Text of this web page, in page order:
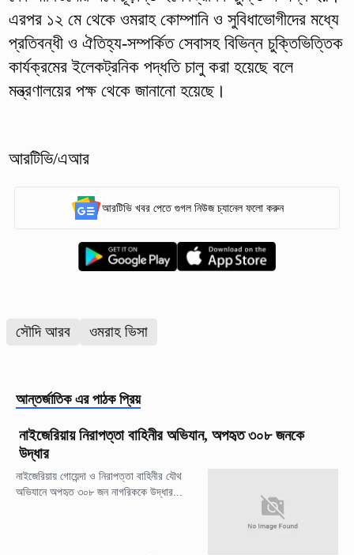
এরপর ১২ মে থেকে ওমরাহ কোম্পানি ও সুবিধাভোগীদের মধ্যে
প্রতিবন্ধী ও ঐতিহ্য-সম্পর্কিত সেবাসহ বিভিন্ন চুক্তিভিত্তিক
কার্যক্রমের ইলেকট্রনিক পদ্ধতি চালু করা হয়েছে বলে
মন্ত্রণালয়ের পক্ষ থেকে জানানো হয়েছে।
আরটিভি/এআর
আরটিভি খবর পেতে গুগল নিউজ চ্যানেল ফলো করুন
সৌদি আরব ওমরাহ ভিসা
আন্তর্জাতিক এর পাঠক প্রিয়
নাইজেরিয়ায় নিরাপত্তা বাহিনীর অভিযান, অপহৃত ৩০৮ জনকে
উদ্ধার
নাইজেরিয়ায় গোয়েন্দা ও নিরাপত্তা বাহিনীর যৌথ
অভিযানে অপহৃত ৩০৮ জন নাগরিককে উদ্ধার...